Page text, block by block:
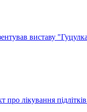
виставу
про лікування